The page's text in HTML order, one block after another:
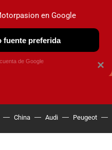
DE COCHES CONSEJOS
China Audi Peugeot
×
en Google
fuente preferida
de Google